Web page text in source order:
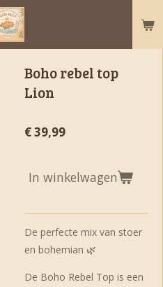
Boho rebel top
Lion
€ 39,99
In winkelwagen
De perfecte mix van stoer
en bohemian 🌿
De Boho Rebel Top is een